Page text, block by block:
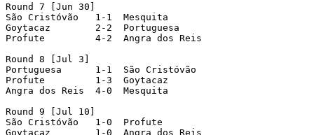
Round 7 [Jun 30]
São Cristóvão   1-1  Mesquita
Goytacaz        2-2  Portuguesa
Profute         4-2  Angra dos Reis
Round 8 [Jul 3]
Portuguesa      1-1  São Cristóvão
Profute         1-3  Goytacaz
Angra dos Reis  4-0  Mesquita
Round 9 [Jul 10]
São Cristóvão   1-0  Profute
Goytacaz        1-0  Angra dos Reis